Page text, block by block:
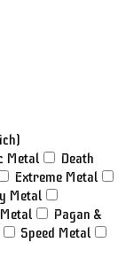
Metal
Death
Extreme Metal
Metal
Pagan &
Speed Metal